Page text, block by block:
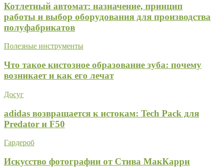
Котлетный автомат: назначение, принцип
работы и выбор оборудования для производства
полуфабрикатов
Полезные инструменты
Что такое кистозное образование зуба: почему
возникает и как его лечат
Досуг
adidas возвращается к истокам: Tech Pack для
Predator и F50
Гардероб
Искусство фотографии от Стива МакКарри